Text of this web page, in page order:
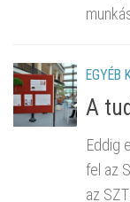
EGYÉB
A
Eddig
fel az
az